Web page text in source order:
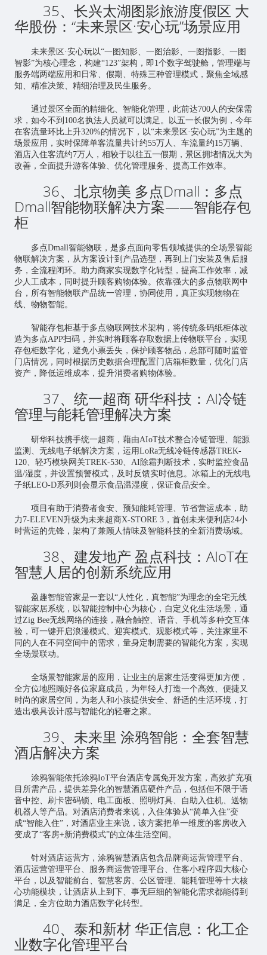
35、长兴太湖图影旅游度假区 大
华股份：“未来景区·安心玩”场景应用
未来景区·安心玩以“一图知影、一图治影、一图指影、一图
智影”为核心理念，构建“123”架构，即1个数字驾驶舱，管理端与
服务端两端应用和日常、假期、特殊三种管理模式，聚焦全域感
知、精准决策、精细治理及民生服务。
通过景区全面的精细化、智能化管理，此前达700人的安保需
求，如今不到100名执法人员就可以满足。以五一长假为例，今年
在客流量环比上升320%的情况下，以“未来景区·安心玩”为主题的
场景应用，实时保障单客流量共计约55万人、车流量约15万辆、
酒店入住客流约7万人，相较于以往五一假期，景区拥堵情况大为
改善，全面提升游客体验、优化管理服务、提高工作效率。
36、北京物美 多点Dmall：多点
Dmall智能物联解决方案——智能存包
柜
多点Dmall智能物联，是多点面向零售领域提供的全场景智能
物联解决方案，从方案设计到产品选型，再到上门安装及售后服
务，全流程闭环。助力商家实现数字化转型，提高工作效率，减
少人工成本，同时提升顾客购物体验。依靠强大的多点物联网中
台，所有智能物联产品统一管理，协同使用，真正实现物物在
线、物物智能。
智能存包柜基于多点物联网技术架构，将传统条码纸柜体改
造为多点APP扫码，并实时将顾客存取数据上传物联平台，实现
存包柜数字化，避免小票丢失，保护顾客物品，总部可随时监管
门店情况，同时根据历史数据合理配置门店箱柜数量，优化门店
资产，降低运维成本，提升消费者购物体验。
37、统一超商 研华科技：AI冷链
管理与能耗管理解决方案
研华科技携手统一超商，藉由AIoT技术整合冷链管理、能源
监测、无线电子纸解决方案，运用LoRa无线冷链传感器TREK-
120、轻巧模块网关TREK-530、AI除霜判断技术，实时监控食品
温/湿度，并设置预警模式，及时反馈实时信息。冰箱上的无线电
子纸LEO-D系列则会显示食品温湿度，保证食品安全。
项目有助于消费者食安、预知能耗管理、节省营运成本，助
力7-ELEVEN升级为未来超商X-STORE 3，首创未来便利店24小
时营运的先锋，架构了兼顾人情味及智能科技的全新消费场域。
38、建发地产 盈点科技：AIoT在
智慧人居的创新系统应用
盈趣智能管家是一套以“人性化，真智能”为理念的全宅无线
智能家居系统，以智能控制中心为核心，自定义化生活场景，通
过Zig Bee无线网络的连接，融合触控、语音、手机等多种交互体
验，可一键开启浪漫模式、迎宾模式、观影模式等，关注家里不
同的人在不同空间中的需求，量身定制需要的智能化方案，实现
全场景联动。
全场景智能家居的应用，让业主的居家生活变得更加方便，
全方位地照顾好各位家庭成员，为年轻人打造一个高效、便捷又
时尚的家居空间，为老人和小孩提供安全、舒适的生活环境，打
造出极具设计感与智能化的轻奢之家。
39、未来里 涂鸦智能：全套智慧
酒店解决方案
涂鸦智能依托涂鸦IoT平台酒店专属免开发方案，高效扩充项
目所需产品，提供差异化的智慧酒店硬件产品，包括但不限于语
音中控、刷卡密码锁、电工面板、照明灯具、自助入住机、送物
机器人等产品。对酒店消费者来说，入住体验从“简单入住”变
成“智能入住”，对酒店业主来说，该方案把单一维度的客房收入
变成了“客房+新消费模式”的立体生活空间。
针对酒店运营方，涂鸦智慧酒店包含品牌商运营管理平台、
酒店运营管理平台、服务商运营管理平台、住客小程序四大核心
平台，以及智能前台、智慧客房、公区管理、能耗管理等十大核
心功能模块，让酒店从上到下、事无巨细的智能化需求都能得到
满足，全方位助力酒店数字化转型。
40、泰和新材 华正信息：化工企
业数字化管理平台